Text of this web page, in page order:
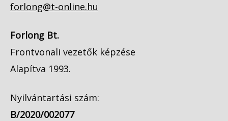
forlong@t-online.hu
Forlong Bt.
Frontvonali vezetők képzése
Alapítva 1993.
Nyilvántartási szám:
B/2020/002077